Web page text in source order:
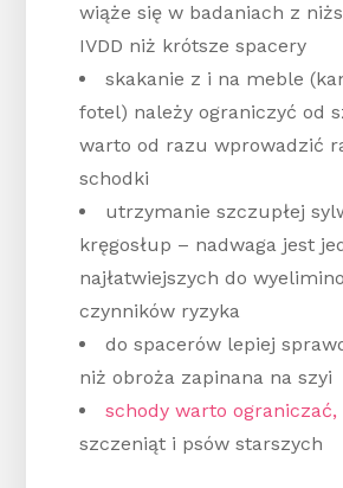
wiąże się w badaniach z
IVDD niż krótsze spacery
skakanie z i na meble
fotel) należy ograniczyć od
warto od razu wprowadzić
schodki
utrzymanie szczupłej
kręgosłup – nadwaga jest
najłatwiejszych do
czynników ryzyka
do spacerów lepiej
niż obroża zapinana na szyi
schody warto ograniczać,
szczeniąt i psów starszych